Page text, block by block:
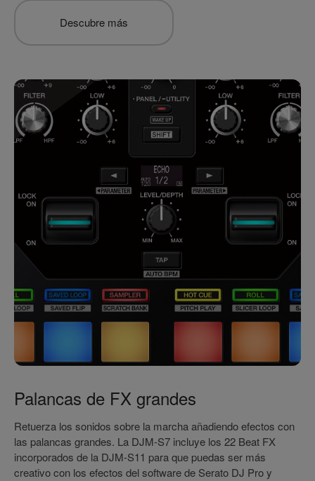
Descubre más
Palancas de FX grandes
Retuerza los sonidos sobre la marcha añadiendo efectos con
las palancas grandes. La DJM-S7 incluye los 22 Beat FX
incorporados de la DJM-S11 para que puedas ser más
creativo con los efectos del software de Serato DJ Pro y